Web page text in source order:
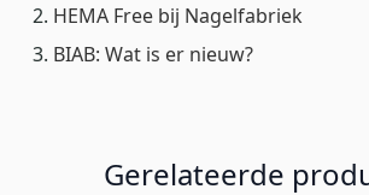
HEMA Free bij Nagelfabriek
BIAB: Wat is er nieuw?
Gerelateerde